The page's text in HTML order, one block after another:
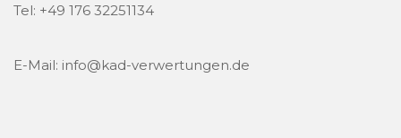
Tel: +49 176 32251134
E-Mail: info@kad-verwertungen.de